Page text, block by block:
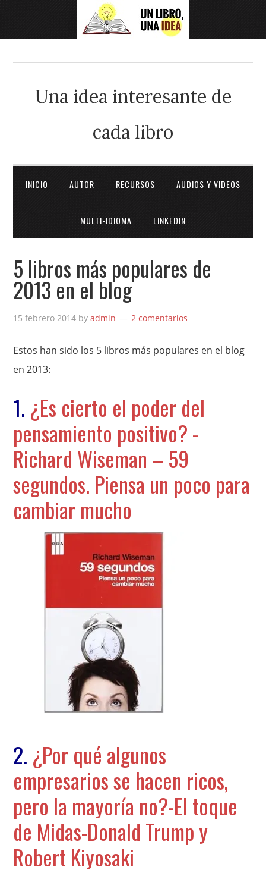
Una idea interesante de
cada libro
INICIO AUTOR RECURSOS AUDIOS Y VIDEOS
MULTI-IDIOMA LINKEDIN
5 libros más populares de
2013 en el blog
15 febrero 2014 byadmin 2 comentarios
Estos han sido los 5 libros más populares en el blog
en 2013:
1. ¿Es cierto el poder del
pensamiento positivo? -
Richard Wiseman – 59
segundos. Piensa un poco para
cambiar mucho
2. ¿Por qué algunos
empresarios se hacen ricos,
pero la mayoría no?-El toque
de Midas-Donald Trump y
Robert Kiyosaki